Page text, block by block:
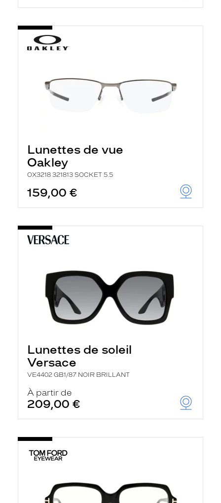
Lunettes de vue
Oakley
OX3218 321813 SOCKET 5.5
159,00 €
Lunettes de soleil
Versace
VE4402 GB1/87 NOIR BRILLANT
À partir de
209,00 €